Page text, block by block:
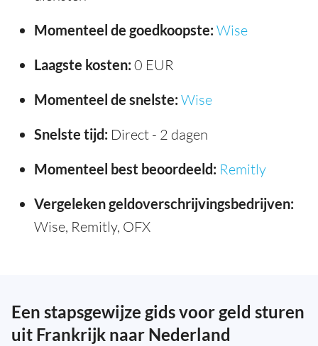
Momenteel de goedkoopste: Wise
Laagste kosten: 0 EUR
Momenteel de snelste: Wise
Snelste tijd: Direct - 2 dagen
Momenteel best beoordeeld: Remitly
Vergeleken geldoverschrijvingsbedrijven:
Wise, Remitly, OFX
Een stapsgewijze gids voor geld sturen
uit Frankrijk naar Nederland